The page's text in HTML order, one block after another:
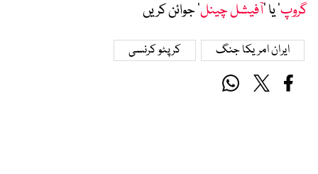
گروپ‘ یا ’آفیشل چینل‘ جوائن کریں
ایران امریکا جنگ کرپٹو کرنسی